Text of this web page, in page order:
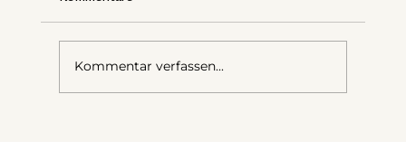
Kommentar verfassen...